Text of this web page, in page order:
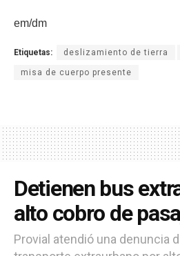
em/dm
Etiquetas: deslizamiento de tierra
misa de cuerpo presente
Detienen bus
alto cobro de
Provial atendió una denuncia